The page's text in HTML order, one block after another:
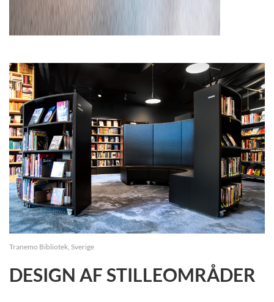
Tranemo Bibliotek, Sverige
DESIGN AF STILLEOMRÅDER